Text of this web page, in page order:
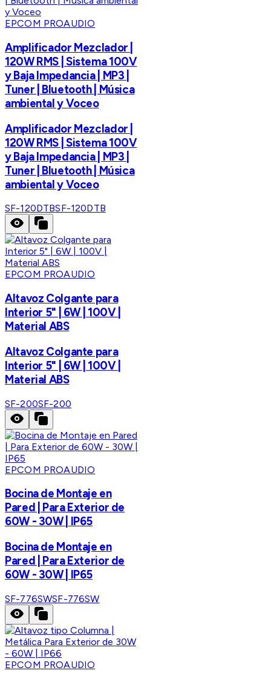
EPCOM PROAUDIO
Amplificador Mezclador |
120W RMS | Sistema 100V
y Baja Impedancia | MP3 |
Tuner | Bluetooth | Música
ambiental y Voceo
Amplificador Mezclador |
120W RMS | Sistema 100V
y Baja Impedancia | MP3 |
Tuner | Bluetooth | Música
ambiental y Voceo
SF-120DTBSF-120DTB
EPCOM PROAUDIO
Altavoz Colgante para
Interior 5" | 6W | 100V |
Material ABS
Altavoz Colgante para
Interior 5" | 6W | 100V |
Material ABS
SF-200SF-200
EPCOM PROAUDIO
Bocina de Montaje en
Pared | Para Exterior de
60W - 30W | IP65
Bocina de Montaje en
Pared | Para Exterior de
60W - 30W | IP65
SF-776SWSF-776SW
EPCOM PROAUDIO